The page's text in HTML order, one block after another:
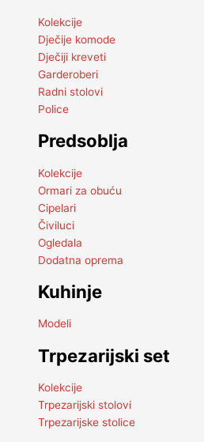
Kolekcije
Dječije komode
Dječiji kreveti
Garderoberi
Radni stolovi
Police
Predsoblja
Kolekcije
Ormari za obuću
Cipelari
Čiviluci
Ogledala
Dodatna oprema
Kuhinje
Modeli
Trpezarijski set
Kolekcije
Trpezarijski stolovi
Trpezarijske stolice